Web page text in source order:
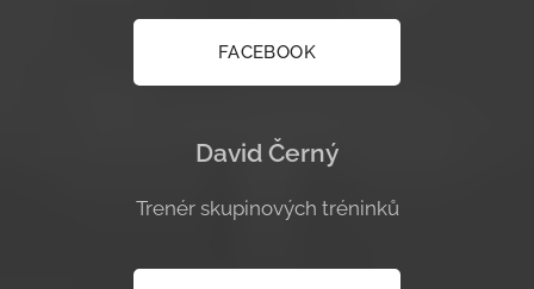
FACEBOOK
David Černý
Trenér skupinových tréninků